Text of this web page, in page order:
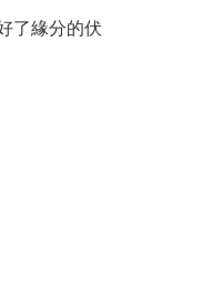
了緣分的伏